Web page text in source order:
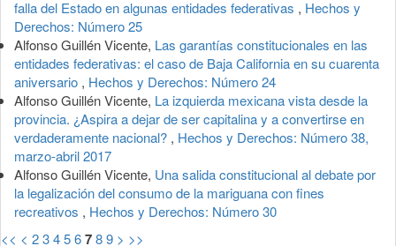
falla del Estado en algunas entidades federativas , Hechos y
Derechos: Número 25
Alfonso Guillén Vicente, Las garantías constitucionales en las
entidades federativas: el caso de Baja California en su cuarenta
aniversario , Hechos y Derechos: Número 24
Alfonso Guillén Vicente, La izquierda mexicana vista desde la
provincia. ¿Aspira a dejar de ser capitalina y a convertirse en
verdaderamente nacional? , Hechos y Derechos: Número 38,
marzo-abril 2017
Alfonso Guillén Vicente, Una salida constitucional al debate por
la legalización del consumo de la mariguana con fines
recreativos , Hechos y Derechos: Número 30
<< < 23456789 > >>